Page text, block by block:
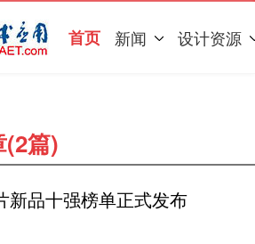
首页 新闻 设计资源
篇)
新品十强榜单正式发布